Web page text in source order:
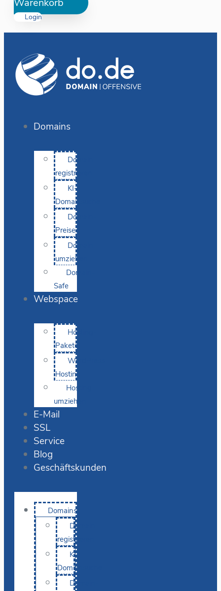
Warenkorb
Login
Domains
Domain
registrieren
KI-
Domainsuche
Domain-
Preise
Domain
umziehen
Domain-
Safe
Webspace
Hosting-
Pakete
WordPress
Hosting
Hosting
umziehen
E-Mail
SSL
Service
Blog
Geschäftskunden
Domains
Domain
registrieren
KI-
Domainsuche
Domain-